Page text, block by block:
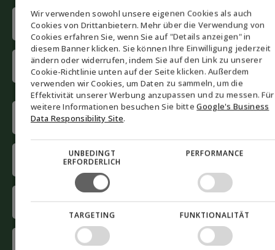
Name
(erforderlich)
First
name
name
Phone
(erforderlich)
(erforderlich)
ENGLISH
DANISH
GERMAN
NORWEGIAN
SWEDISH
Wir verwenden sowohl unsere eigenen Cookies als auch
Cookies von Drittanbietern. Mehr über die Verwendung von
Cookies erfahren Sie, wenn Sie auf "Details anzeigen" in
diesem Banner klicken. Sie können Ihre Einwilligung jederzeit
ändern oder widerrufen, indem Sie auf den Link zu unserer
Cookie-Richtlinie unten auf der Seite klicken. Außerdem
verwenden wir Cookies, um Daten zu sammeln, um die
Effektivität unserer Werbung anzupassen und zu messen. Für
weitere Informationen besuchen Sie bitteGoogle's Business
Data Responsibility Site.
UNBEDINGT
ERFORDERLICH
PERFORMANCE
TARGETING FUNKTIONALITÄT